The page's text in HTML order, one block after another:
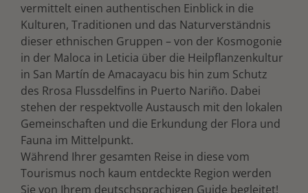
vermittelt einen authentischen Einblick in die
Kulturen, Traditionen und das Naturverständnis
dieser ethnischen Gruppen – von der Kosmogonie
in der Maloca in Leticia über die Heilpflanzenkultur
in San Martín de Amacayacu bis hin zum Schutz
des Rrosa Flussdelfins in Puerto Nariño. Dabei
stehen der respektvolle Austausch mit den lokalen
Gemeinschaften und die Erkundung der Flora und
Fauna im Mittelpunkt.
Während Ihrer gesamten Reise in diese vom
Tourismus noch kaum entdeckte Region werden
Sie von Ihrem deutschsprachigen Guide begleitet!